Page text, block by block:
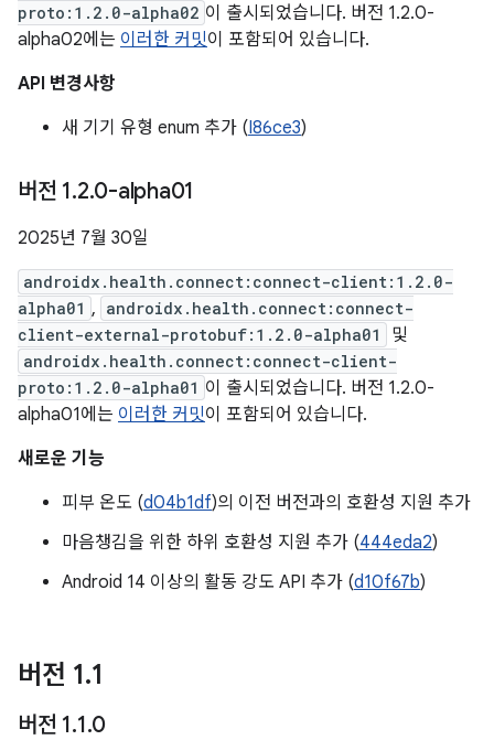
proto:1.2.0-alpha02 이 출시되었습니다. 버전 1.2.0-
alpha02에는 이러한 커밋이 포함되어 있습니다.
API 변경사항
새 기기 유형 enum 추가 (I86ce3)
버전 1.2.0-alpha01
2025년 7월 30일
androidx.health.connect:connect-client:1.2.0-
alpha01 , androidx.health.connect:connect-
client-external-protobuf:1.2.0-alpha01
및
androidx.health.connect:connect-client-
proto:1.2.0-alpha01 이 출시되었습니다. 버전 1.2.0-
alpha01에는 이러한 커밋이 포함되어 있습니다.
새로운 기능
피부 온도 (d04b1df)의 이전 버전과의 호환성 지원 추가
마음챙김을 위한 하위 호환성 지원 추가 (444eda2)
Android 14 이상의 활동 강도 API 추가 (d10f67b)
버전 1.1
버전 1.1.0